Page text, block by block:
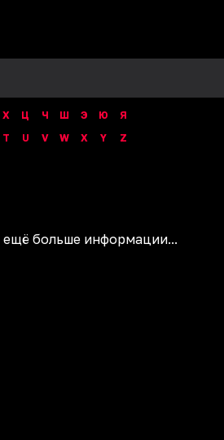
Х Ц Ч Ш Э Ю
Я
T U V W X Y Z
ещё больше информации...